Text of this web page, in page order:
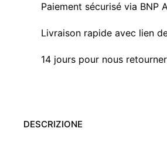
Paiement sécurisé via BNP
Livraison rapide avec lien
14 jours pour nous
DESCRIZIONE